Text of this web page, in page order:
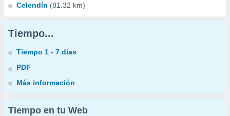
Celendín (81.32 km)
Tiempo...
Tiempo 1 - 7 días
PDF
Más información
Tiempo en tu Web